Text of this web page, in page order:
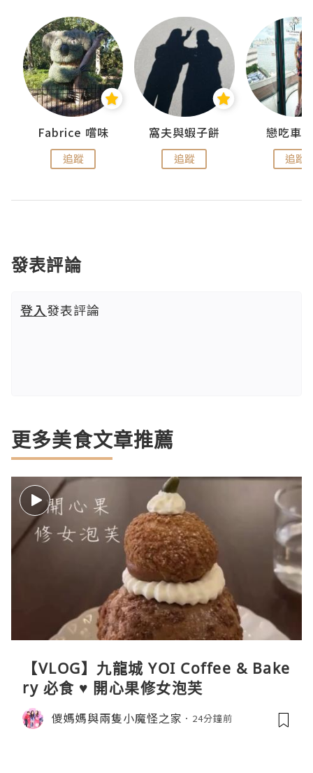
Fabrice 嚐味
追蹤
窩夫與蝦子餅
追蹤
戀吃車
追蹤
發表評論
登入發表評論
更多美食文章推薦
【VLOG】九龍城 YOI Coffee & Bake
ry 必食 ♥ 開心果修女泡芙
儍媽媽與兩隻小魔怪之家 24分鐘前